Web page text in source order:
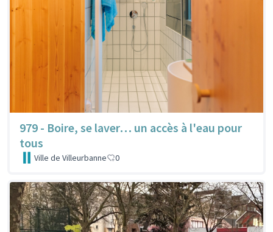
979 - Boire, se laver… un accès à l'eau pour
tous
Ville de Villeurbanne 0